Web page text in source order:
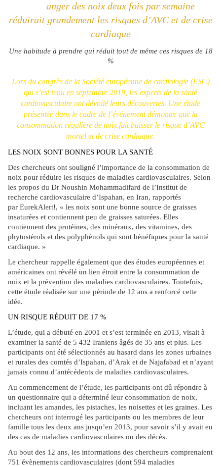
anger des noix deux fois par semaine
réduirait grandement les risques d’AVC et de crise
cardiaque
Une habitude à prendre qui réduit tout de même ces risques de 18
%
Lors du congrès de la Société européenne de cardiologie (ESC)
qui s’est tenu en septembre 2019, les experts de la santé
cardiovasculaire ont dévoilé leurs découvertes. Une étude
présentée dans le cadre de l’événement démontre que la
consommation régulière de noix fait baisser le risque d’AVC
mortel et de crise cardiaque.
LES NOIX SONT BONNES POUR LA SANTÉ
Des chercheurs ont souligné l’importance de la consommation de
noix pour réduire les risques de maladies cardiovasculaires. Selon
les propos du Dr Noushin Mohammadifard de l’Institut de
recherche cardiovasculaire d’Ispahan, en Iran, rapportés
par EurekAlert!, « les noix sont une bonne source de graisses
insaturées et contiennent peu de graisses saturées. Elles
contiennent des protéines, des minéraux, des vitamines, des
phytostérols et des polyphénols qui sont bénéfiques pour la santé
cardiaque. »
Le chercheur rappelle également que des études européennes et
américaines ont révélé un lien étroit entre la consommation de
noix et la prévention des maladies cardiovasculaires. Toutefois,
cette étude réalisée sur une période de 12 ans a renforcé cette
idée.
UN RISQUE RÉDUIT DE 17 %
L’étude, qui a débuté en 2001 et s’est terminée en 2013, visait à
examiner la santé de 5 432 Iraniens âgés de 35 ans et plus. Les
participants ont été sélectionnés au hasard dans les zones urbaines
et rurales des comtés d’Ispahan, d’Arak et de Najafabad et n’ayant
jamais connu d’antécédents de maladies cardiovasculaires.
Au commencement de l’étude, les participants ont dû répondre à
un questionnaire qui a déterminé leur consommation de noix,
incluant les amandes, les pistaches, les noisettes et les graines. Les
chercheurs ont interrogé les participants ou les membres de leur
famille tous les deux ans jusqu’en 2013, pour savoir s’il y avait eu
des cas de maladies cardiovasculaires ou des décès.
Au bout des 12 ans, les informations des chercheurs comprenaient
751 évènements cardiovasculaires (dont 594 maladies